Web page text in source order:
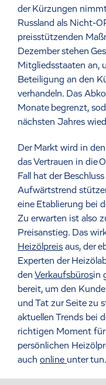
der Kürzungen
Russland als Nicht-
preisstützenden
Dezember stehen
Mitgliedsstaaten an,
Beteiligung an den
verhandeln. Das
Monate begrenzt,
nächsten Jahres
Der Markt wird in
das Vertrauen in die
Fall hat der
Aufwärtstrend
eine Etablierung bei
Zu erwarten ist also
Preisanstieg. Das
Heizölpreis aus, der
Experten der
den Verkaufsbürosin
bereit, um den
und Tat zur Seite zu
aktuellen Trends bei
richtigen Moment für
persönlichen
auch online unter tun.